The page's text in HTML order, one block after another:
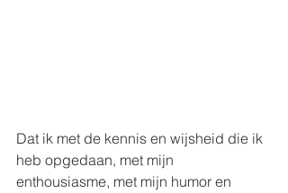
Dat ik met de kennis en wijsheid die ik
heb opgedaan, met mijn
enthousiasme, met mijn humor en